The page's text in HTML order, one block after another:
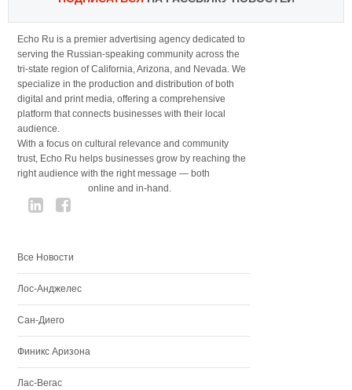
Echo Ru is a premier advertising agency dedicated to
serving the Russian-speaking community across the
tri-state region of California, Arizona, and Nevada. We
specialize in the production and distribution of both
digital and print media, offering a comprehensive
platform that connects businesses with their local
audience.
With a focus on cultural relevance and community
trust, Echo Ru helps businesses grow by reaching the
right audience with the right message — both
online and in-hand.
Все Новости
Лос-Анджелес
Сан-Диего
Финикс Аризона
Лас-Вегас